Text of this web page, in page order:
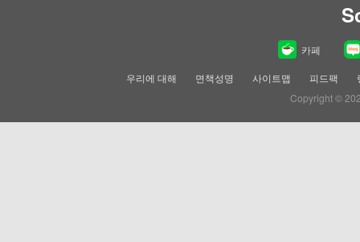
카페
우리에 대해 면책성명 사이트맵 피드팩
Copyright ©